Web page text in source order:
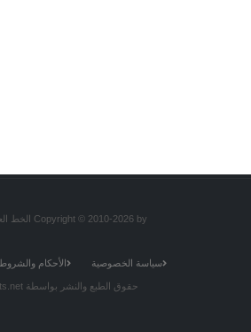
Copyright © 2010-2026 by الخط العربي عربى
سياسة الخصوصية الأحكام والشروط
حقوق الطبع والنشر بواسطة arabfonts.net